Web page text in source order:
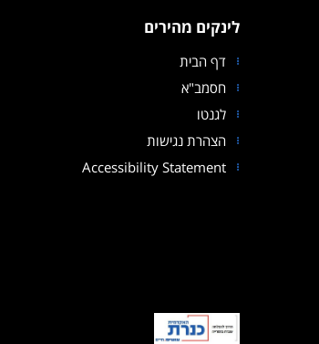
לינקים מהירים
דף הבית
חסמב"א
לגנטו
הצהרת נגישות
Accessibility Statement